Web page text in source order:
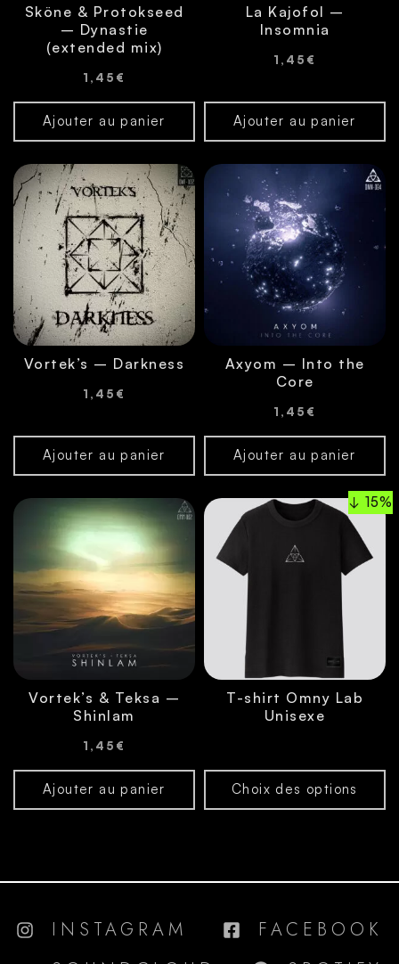
Sköne & Protokseed
– Dynastie
(extended mix)
1,45 €
Ajouter au panier
La Kajofol –
Insomnia
1,45 €
Ajouter au panier
Vortek’s – Darkness
1,45 €
Ajouter au panier
Axyom – Into the
Core
1,45 €
Ajouter au panier
Vortek’s & Teksa –
Shinlam
1,45 €
Ajouter au panier
↓ 15%
T-shirt Omny Lab
Unisexe
Choix des options
INSTAGRAM
FACEBOOK